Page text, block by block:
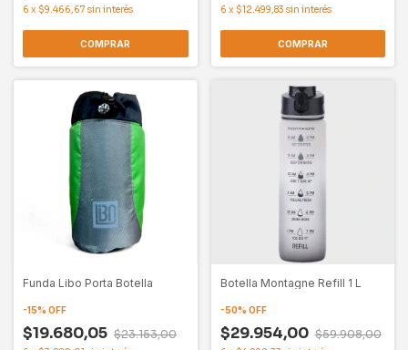
6 x $9.466,67 sin interés
COMPRAR
6 x $12.499,83 sin interés
COMPRAR
Funda Libo Porta Botella
-15% OFF
$19.680,05 $23.153,00
Botella Montagne Refill 1 L
-50% OFF
$29.954,00 $59.908,00